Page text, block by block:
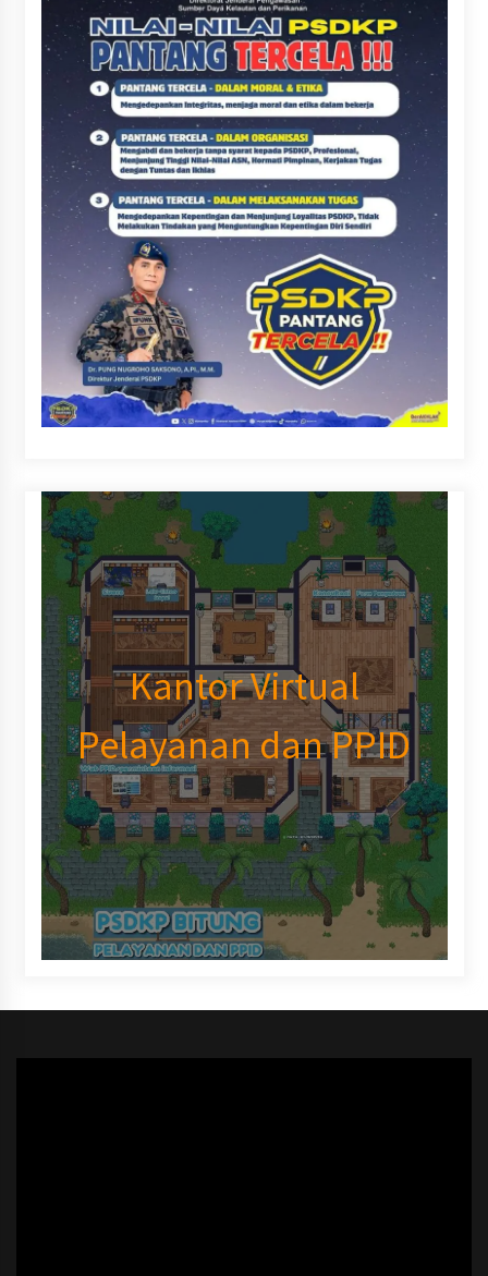
Kantor Virtual
Pelayanan dan PPID